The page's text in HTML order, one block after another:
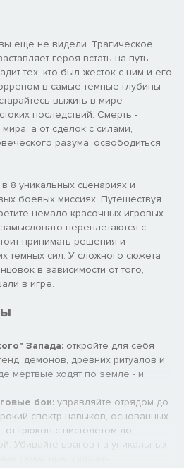
еще не видели. Трагическое
героя встать на путь
тех, кто был жесток с ним и его
в самые темные глубины
выжить в мире
последствий. Смерть -
а от сделок с силами,
разума, освободиться
8 уникальных сценариях и
боевых миссиях. Путешествуя
немало красочных игровых
переплетаются с
принимать решения и
темных сил. У сложного сюжета
в зависимости от того,
в игре.
Запада: откройте для себя
демонов, древних ритуалов и
мертвые ходят по земле - и
бои: управляйте отрядом до
спектр навыков, основанных
от трюков с пистолетом до
Убивайте врагов на уникальных